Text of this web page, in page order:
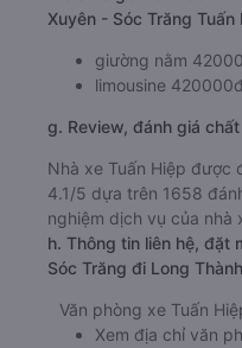
Xuyên - Sóc Trăng Tuấn
giường nằm
limousine
g. Review, đánh giá
Nhà xe Tuấn Hiệp được
4.1/5 dựa trên 1658
nghiệm dịch vụ của nhà
h. Thông tin liên hệ, đặt
Sóc Trăng đi Long
Văn phòng xe Tuấn
Xem địa chỉ văn